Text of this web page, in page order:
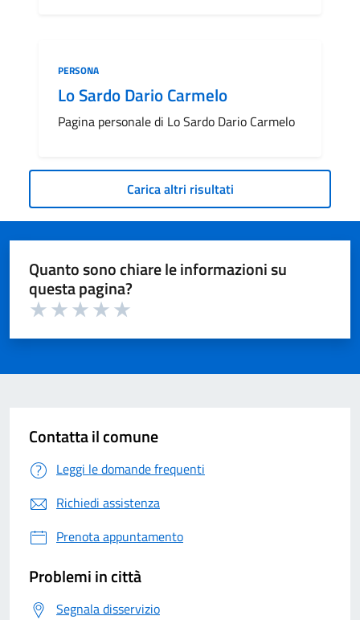
Categoria:
PERSONA
Lo Sardo Dario Carmelo
Pagina personale di Lo Sardo Dario Carmelo
Carica altri risultati
Quanto sono chiare le informazioni su
questa pagina?
Contatta il comune
Leggi le domande frequenti
Richiedi assistenza
Prenota appuntamento
Problemi in città
Segnala disservizio